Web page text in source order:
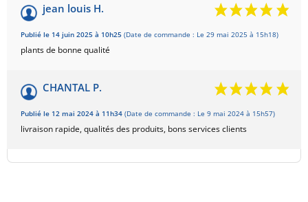
jean louis H.
Publié le 14 juin 2025 à 10h25 (Date de commande : Le 29 mai 2025 à 15h18)
plants de bonne qualité
CHANTAL P.
Publié le 12 mai 2024 à 11h34 (Date de commande : Le 9 mai 2024 à 15h57)
livraison rapide, qualités des produits, bons services clients